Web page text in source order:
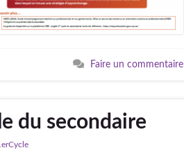
Faire un commentaire
du secondaire